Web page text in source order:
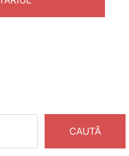
CAUTĂ